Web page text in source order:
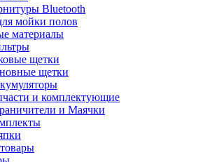
Bluetooth
мойки полов
материалы
щетки
щетки
и комплектующие
и Маячки